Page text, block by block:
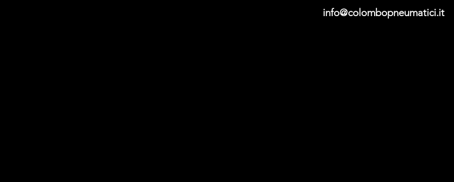
info@colombopneumatici.it